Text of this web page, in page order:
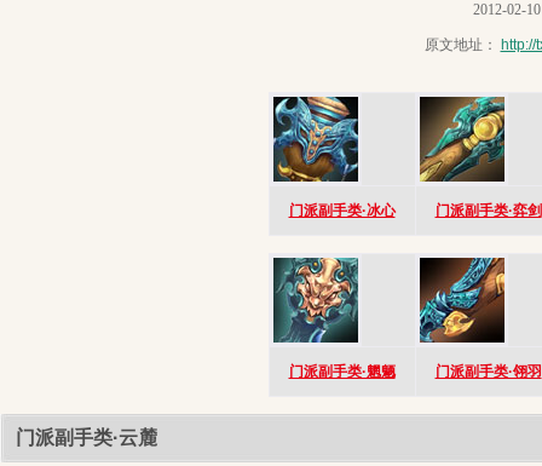
2012-02-10
原文地址：
门派副手类·冰心 门派副手类·弈剑
门派副手类·魍魉 门派副手类·翎羽
门派副手类·云麓